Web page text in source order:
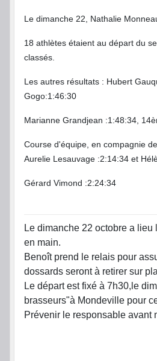
Le dimanche 22, Nathalie
18 athlètes étaient au départ du
classés.
Les autres résultats : Hubert
Gogo:1:46:30
Marianne Grandjean :1:48:34,
Course d'équipe, en compagnie
Aurelie Lesauvage :2:14:34 et
Gérard Vimond :2:24:34
Le dimanche 22 octobre a
en main.
Benoît prend le relais pour
dossards seront à retirer sur
Le départ est fixé à 7h30,le
brasseurs"à Mondeville pour
Prévenir le responsable avant